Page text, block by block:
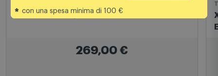
TCL Smart TV QLED 40" 40s59k Metallico
269,00 €
* con una spesa minima di 100 €